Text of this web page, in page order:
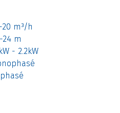
20 m³/h
24 m
- 2.2kW